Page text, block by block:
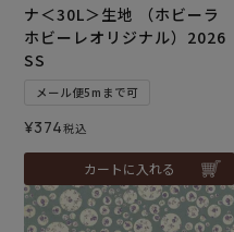
ナ＜30L＞生地 （ホビーラ
ホビーレオリジナル）2026
SS
メール便5mまで可
¥374税込
カートに入れる